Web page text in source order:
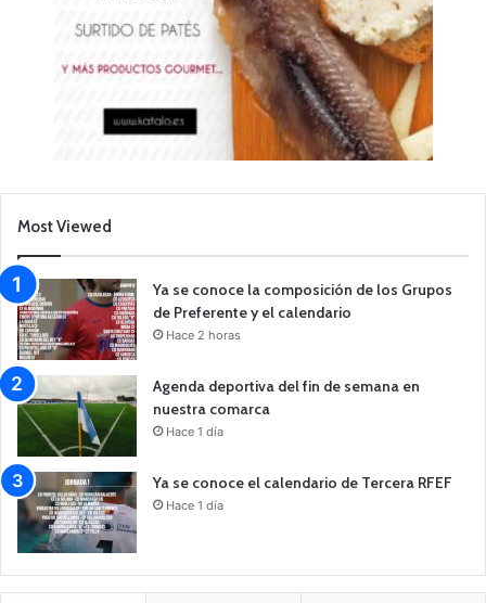
Most Viewed
Ya se conoce la composición de los Grupos
de Preferente y el calendario
Hace 2 horas
Agenda deportiva del fin de semana en
nuestra comarca
Hace 1 día
Ya se conoce el calendario de Tercera RFEF
Hace 1 día